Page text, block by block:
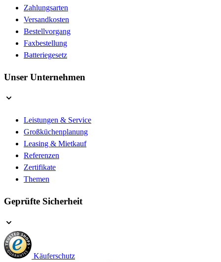
Zahlungsarten
Versandkosten
Bestellvorgang
Faxbestellung
Batteriegesetz
Unser Unternehmen
Leistungen & Service
Großküchenplanung
Leasing & Mietkauf
Referenzen
Zertifikate
Themen
Geprüfte Sicherheit
Käuferschutz